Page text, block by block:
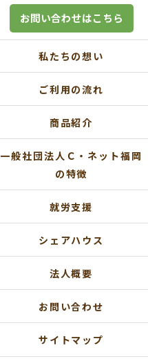
お問い合わせはこちら
私たちの想い
ご利用の流れ
商品紹介
一般社団法人Ｃ・ネット福岡
の特徴
就労支援
シェアハウス
法人概要
お問い合わせ
サイトマップ